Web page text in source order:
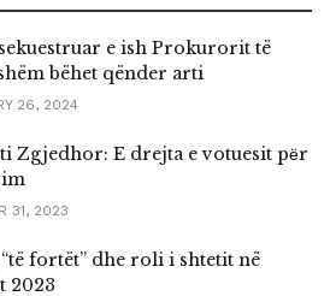
e ish Prokurorit të
bëhet qënder arti
26, 2024
Zgjedhor: E drejta e votuesit pёr
31, 2023
“të fortët” dhe roli i shtetit në
2023